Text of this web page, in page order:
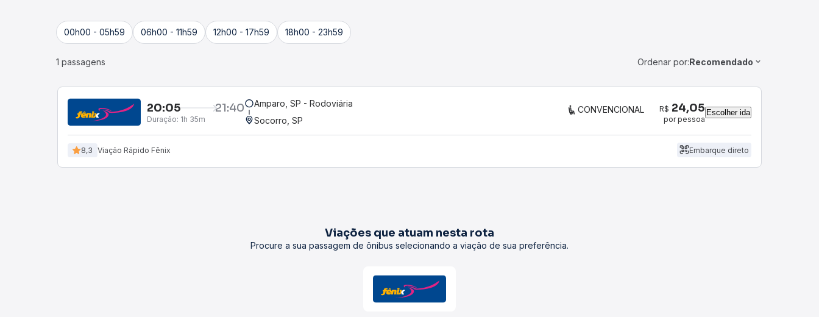
00h00 - 05h59 06h00 - 11h59 12h00 - 17h59 18h00 - 23h59
1 passagens Ordenar por:Recomendado
20:05 21:40
Duração: 1h 35m
Amparo, SP - Rodoviária
Socorro, SP
CONVENCIONAL R$ 24,05
por pessoa
Escolher ida
8,3 Viação Rápido Fênix Embarque direto
Viações que atuam nesta rota
Procure a sua passagem de ônibus selecionando a viação de sua preferência.